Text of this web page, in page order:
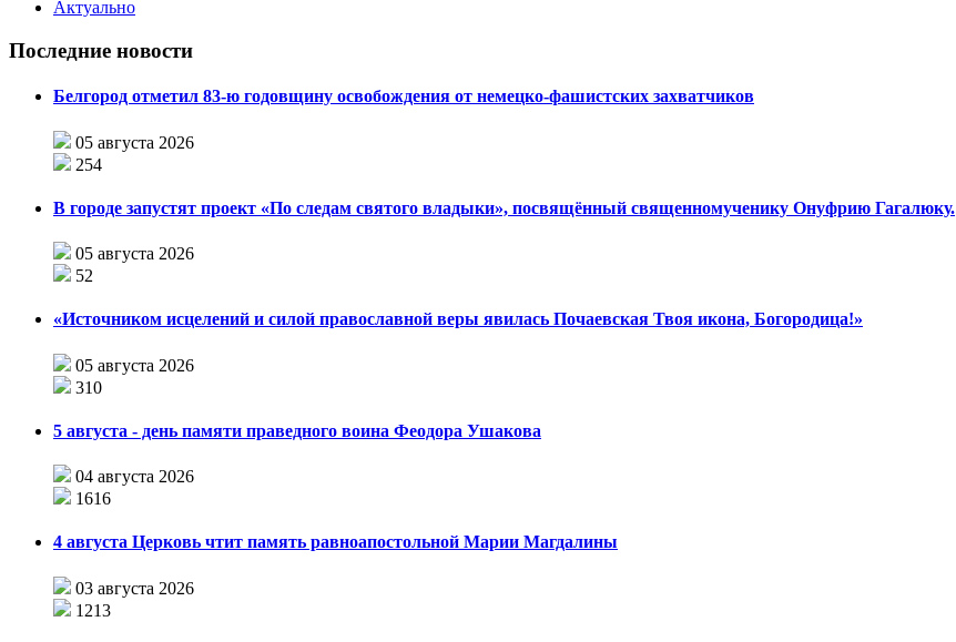
Актуально
Последние новости
Белгород отметил 83-ю годовщину освобождения от немецко-фашистских захватчиков
05 августа 2026
254
В городе запустят проект «По следам святого владыки», посвящённый священномученику Онуфрию Гагалюку.
05 августа 2026
52
«Источником исцелений и силой православной веры явилась Почаевская Твоя икона, Богородица!»
05 августа 2026
310
5 августа - день памяти праведного воина Феодора Ушакова
04 августа 2026
1616
4 августа Церковь чтит память равноапостольной Марии Магдалины
03 августа 2026
1213